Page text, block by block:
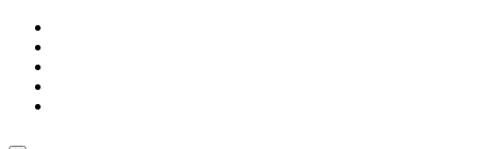
Перейти
содержимому
(нажмите
Enter)